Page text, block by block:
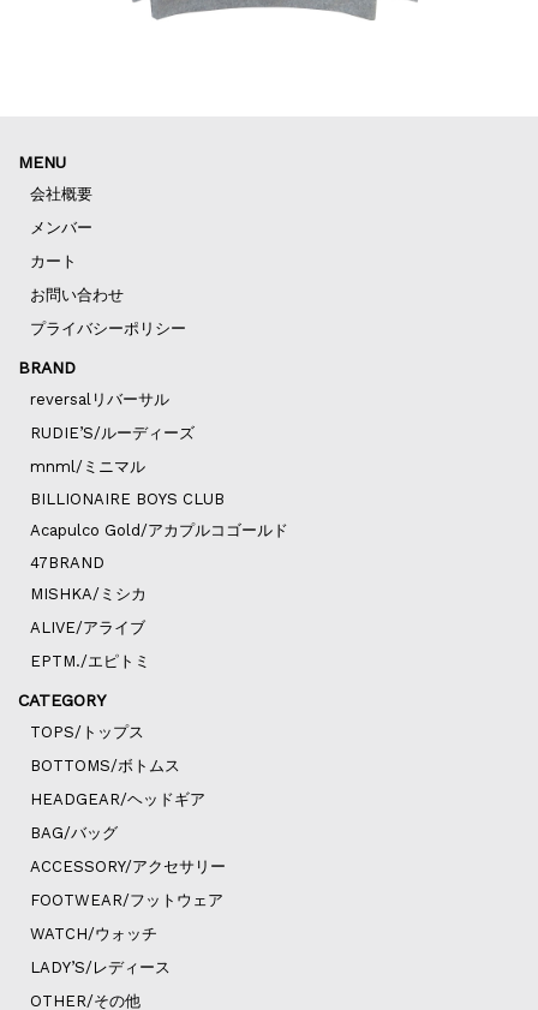
MENU
会社概要
メンバー
カート
お問い合わせ
プライバシーポリシー
BRAND
reversalリバーサル
RUDIE’S/ルーディーズ
mnml/ミニマル
BILLIONAIRE BOYS CLUB
Acapulco Gold/アカプルコゴールド
47BRAND
MISHKA/ミシカ
ALIVE/アライブ
EPTM./エピトミ
CATEGORY
TOPS/トップス
BOTTOMS/ボトムス
HEADGEAR/ヘッドギア
BAG/バッグ
ACCESSORY/アクセサリー
FOOTWEAR/フットウェア
WATCH/ウォッチ
LADY’S/レディース
OTHER/その他